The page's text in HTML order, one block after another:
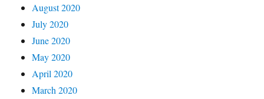
August 2020
July 2020
June 2020
May 2020
April 2020
March 2020